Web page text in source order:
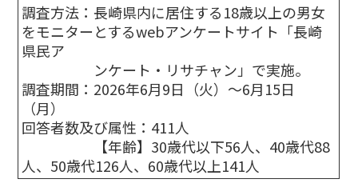
調査方法：長崎県内に居住する18歳以上の男女
をモニターとするwebアンケートサイト「長崎
県民ア
ンケート・リサチャン」で実施。
調査期間：2026年6月9日（火）～6月15日
（月）
回答者数及び属性：411人
【年齢】30歳代以下56人、40歳代88
人、50歳代126人、60歳代以上141人